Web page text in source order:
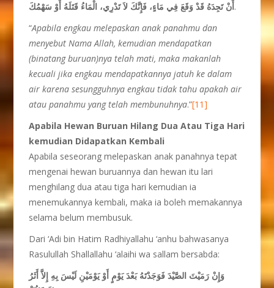
أَنْ تَجِدَهُ قَدْ وَقَعَ فِي مَاءٍ، فَإِنَّكَ لاَ تَدْرِي، الْمَاءُ قَتَلَهُ أَوْ سَهْمُكَ.
“Apabila engkau melepaskan anak panahmu dan
menyebut Nama Allah, kemudian mendapatkan
(binatang buruan)nya telah mati, maka makanlah
kecuali jika engkau mendapatkannya jatuh ke dalam
air karena sesungguhnya engkau tidak tahu apakah air
atau panahmu yang telah membunuhnya.”[11]
Apabila Hewan Buruan Hilang Dua Atau Tiga Hari
kemudian Didapatkan Kembali
Apabila seseorang melepaskan anak panahnya tepat
mengenai hewan buruannya dan hewan itu lari
menghilang dua atau tiga hari kemudian ia
menemukannya kembali, maka ia boleh memakannya
selama belum membusuk.
Dari ‘Adi bin Hatim Radhiyallahu ‘anhu bahwasanya
Rasulullah Shallallahu ‘alaihi wa sallam bersabda:
وَإِنْ رَمَيْتَ الصَّيْدَ فَوَجَدْتَهُ بَعْدَ يَوْمٍ أَوْ يَوْمَيْنِ لَيْسَ بِهِ إِلاَّ أَثَرُ